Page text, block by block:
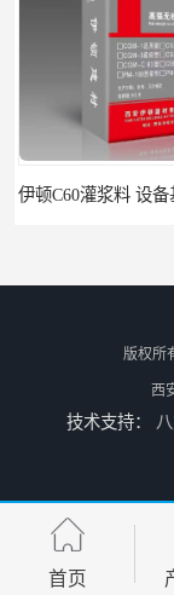
版权所
西
技术支持：
首页